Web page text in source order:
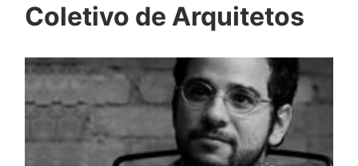
Coletivo de Arquitetos